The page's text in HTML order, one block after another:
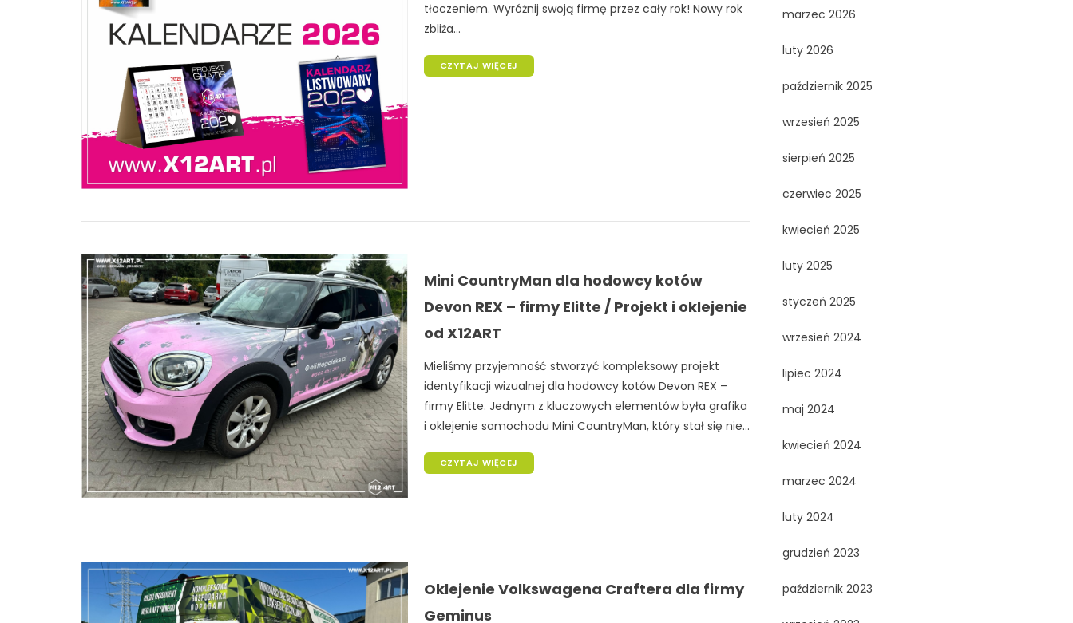
tłoczeniem. Wyróżnij swoją firmę przez cały rok! Nowy rok
zbliża...
CZYTAJ WIĘCEJ
Mini CountryMan dla hodowcy kotów
Devon REX – firmy Elitte / Projekt i oklejenie
od X12ART
Mieliśmy przyjemność stworzyć kompleksowy projekt
identyfikacji wizualnej dla hodowcy kotów Devon REX –
firmy Elitte. Jednym z kluczowych elementów była grafika
i oklejenie samochodu Mini CountryMan, który stał się nie...
CZYTAJ WIĘCEJ
Oklejenie Volkswagena Craftera dla firmy
Geminus
marzec 2026
luty 2026
październik 2025
wrzesień 2025
sierpień 2025
czerwiec 2025
kwiecień 2025
luty 2025
styczeń 2025
wrzesień 2024
lipiec 2024
maj 2024
kwiecień 2024
marzec 2024
luty 2024
grudzień 2023
październik 2023